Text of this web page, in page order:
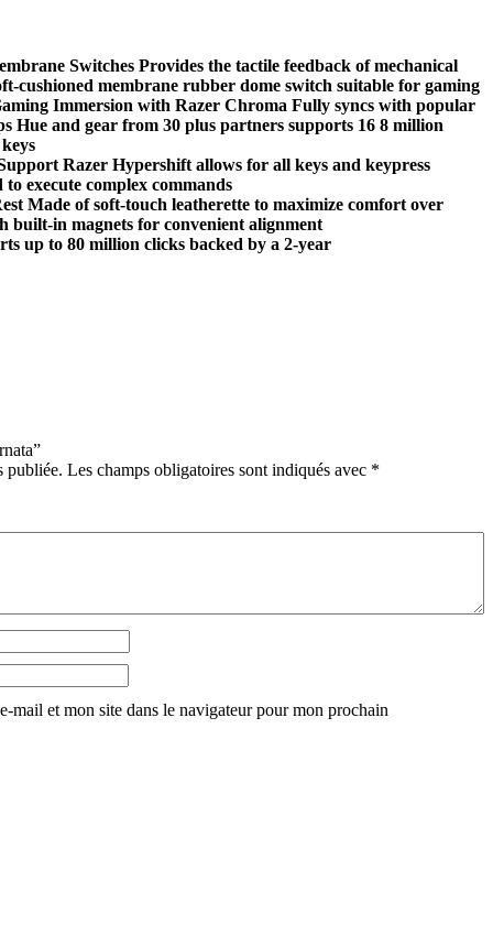
Switches Provides the tactile feedback of mechanical
cushioned membrane rubber dome switch suitable for gaming
Immersion with Razer Chroma Fully syncs with popular
Hue and gear from 30 plus partners supports 16 8 million
Razer Hypershift allows for all keys and keypress
execute complex commands
Made of soft-touch leatherette to maximize comfort over
built-in magnets for convenient alignment
up to 80 million clicks backed by a 2-year
publiée. Les champs obligatoires sont indiqués avec *
mail et mon site dans le navigateur pour mon prochain